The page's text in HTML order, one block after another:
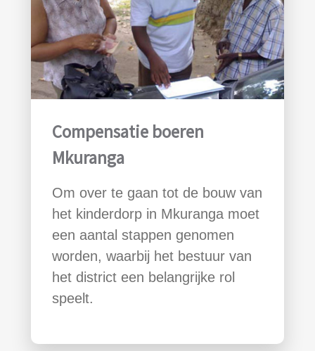
Compensatie boeren
Mkuranga
Om over te gaan tot de bouw van
het kinderdorp in Mkuranga moet
een aantal stappen genomen
worden, waarbij het bestuur van
het district een belangrijke rol
speelt.